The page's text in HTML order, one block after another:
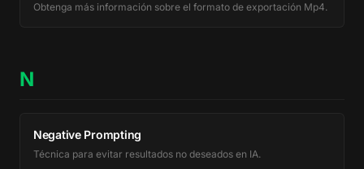
Obtenga más información sobre el formato de exportación Mp4.
N
Negative Prompting
Técnica para evitar resultados no deseados en IA.